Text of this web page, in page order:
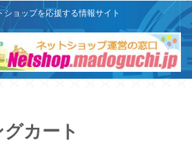
はプロモーションを含みます
ショップを応援する情報サイト
カート